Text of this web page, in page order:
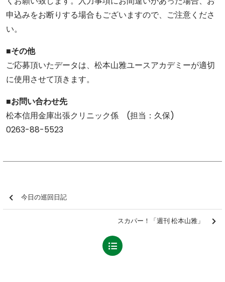
申込みをお断りする場合もございますので、ご注意くださ
い。
■その他
ご応募頂いたデータは、松本山雅ユースアカデミーが適切
に使用させて頂きます。
■お問い合わせ先
松本信用金庫出張クリニック係 (担当：久保)
0263-88-5523
今日の巡回日記
スカパー！「週刊 松本山雅」